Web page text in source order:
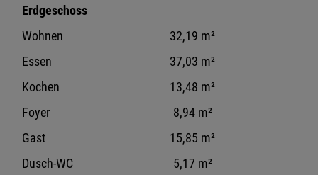
Erdgeschoss
Wohnen
32,19 m²
Essen
37,03 m²
Kochen
13,48 m²
Foyer
8,94 m²
Gast
15,85 m²
Dusch-WC
5,17 m²